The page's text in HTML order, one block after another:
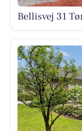
Bellisvej 31